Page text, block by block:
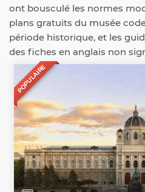
ont bousculé les normes
plans gratuits du musée
période historique, et les
des fiches en anglais non
POPULAIRE